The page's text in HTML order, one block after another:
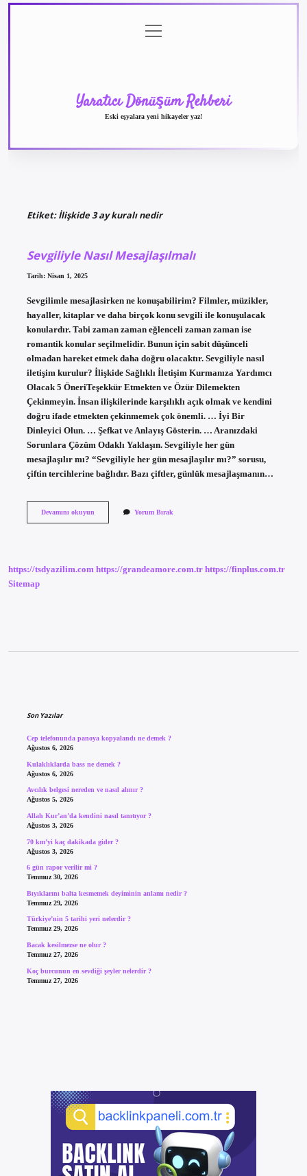
menüyü
aç
Yaratıcı Dönüşüm Rehberi
Eski eşyalara yeni hikayeler yaz!
Etiket:İlişkide 3 ay kuralı nedir
Sevgiliyle Nasıl Mesajlaşılmalı
Tarih: Nisan 1, 2025
Sevgilimle mesajlasirken ne konuşabilirim? Filmler, müzikler,
hayaller, kitaplar ve daha birçok konu sevgili ile konuşulacak
konulardır. Tabi zaman zaman eğlenceli zaman zaman ise
romantik konular seçilmelidir. Bunun için sabit düşünceli
olmadan hareket etmek daha doğru olacaktır. Sevgiliyle nasıl
iletişim kurulur? İlişkide Sağlıklı İletişim Kurmanıza Yardımcı
Olacak 5 ÖneriTeşekkür Etmekten ve Özür Dilemekten
Çekinmeyin. İnsan ilişkilerinde karşılıklı açık olmak ve kendini
doğru ifade etmekten çekinmemek çok önemli. … İyi Bir
Dinleyici Olun. … Şefkat ve Anlayış Gösterin. … Aranızdaki
Sorunlara Çözüm Odaklı Yaklaşın. Sevgiliyle her gün
mesajlaşılır mı? “Sevgiliyle her gün mesajlaşılır mı?” sorusu,
çiftin tercihlerine bağlıdır. Bazı çiftler, günlük mesajlaşmanın…
Devamını okuyunSevgiliyle
Yorum Bırak
https://tsdyazilim.com https://grandeamore.com.tr https://finplus.com.tr
Sitemap
Son Yazılar
Cep telefonunda panoya kopyalandı ne demek ?
Ağustos 6, 2026
Kulaklıklarda bass ne demek ?
Ağustos 6, 2026
Avcılık belgesi nereden ve nasıl alınır ?
Ağustos 5, 2026
Allah Kur’an’da kendini nasıl tanıtıyor ?
Ağustos 3, 2026
70 km’yi kaç dakikada gider ?
Ağustos 3, 2026
6 gün rapor verilir mi ?
Temmuz 30, 2026
Bıyıklarını balta kesmemek deyiminin anlamı nedir ?
Temmuz 29, 2026
Türkiye’nin 5 tarihi yeri nelerdir ?
Temmuz 29, 2026
Bacak kesilmezse ne olur ?
Temmuz 27, 2026
Koç burcunun en sevdiği şeyler nelerdir ?
Temmuz 27, 2026